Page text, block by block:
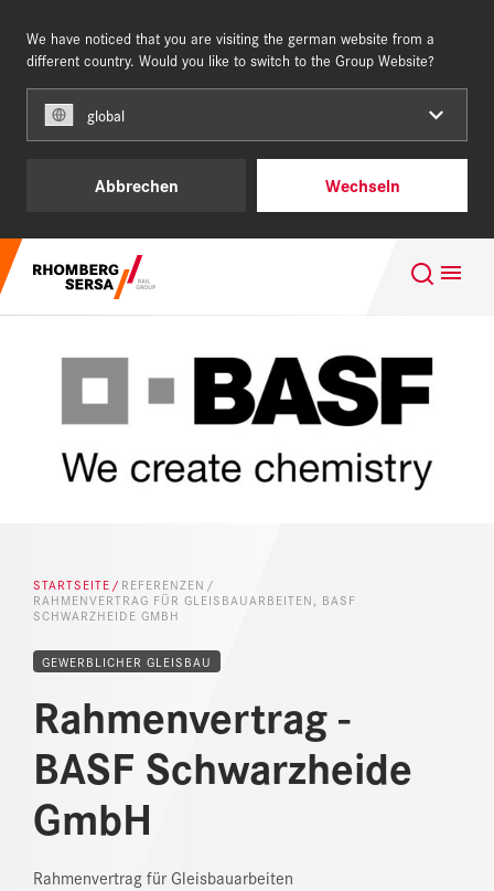
We have noticed that you are visiting the german website from a
different country. Would you like to switch to the Group Website?
global
Abbrechen Wechseln
REFERENZEN
ONLINE MAGAZIN
Leistungen und Produkte
Über uns
Karriere
DEUTSCHLAND
Suchempfehlungen
Nachhaltigkeit
Digital Rail Services
STARTSEITE REFERENZEN
RAHMENVERTRAG FÜR GLEISBAUARBEITEN, BASF
SCHWARZHEIDE GMBH
GEWERBLICHER GLEISBAU
Rahmenvertrag -
BASF Schwarzheide
GmbH
Rahmenvertrag für Gleisbauarbeiten